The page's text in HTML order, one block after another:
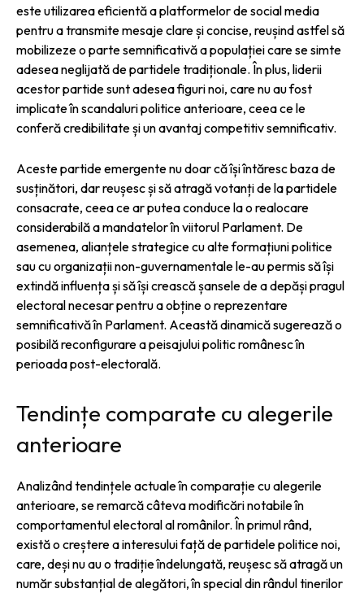
este utilizarea eficientă a platformelor de social media
pentru a transmite mesaje clare și concise, reușind astfel să
mobilizeze o parte semnificativă a populației care se simte
adesea neglijată de partidele tradiționale. În plus, liderii
acestor partide sunt adesea figuri noi, care nu au fost
implicate în scandaluri politice anterioare, ceea ce le
conferă credibilitate și un avantaj competitiv semnificativ.
Aceste partide emergente nu doar că își întăresc baza de
susținători, dar reușesc și să atragă votanți de la partidele
consacrate, ceea ce ar putea conduce la o realocare
considerabilă a mandatelor în viitorul Parlament. De
asemenea, alianțele strategice cu alte formațiuni politice
sau cu organizații non-guvernamentale le-au permis să își
extindă influența și să își crească șansele de a depăși pragul
electoral necesar pentru a obține o reprezentare
semnificativă în Parlament. Această dinamică sugerează o
posibilă reconfigurare a peisajului politic românesc în
perioada post-electorală.
Tendințe comparate cu alegerile
anterioare
Analizând tendințele actuale în comparație cu alegerile
anterioare, se remarcă câteva modificări notabile în
comportamentul electoral al românilor. În primul rând,
există o creștere a interesului față de partidele politice noi,
care, deși nu au o tradiție îndelungată, reușesc să atragă un
număr substanțial de alegători, în special din rândul tinerilor